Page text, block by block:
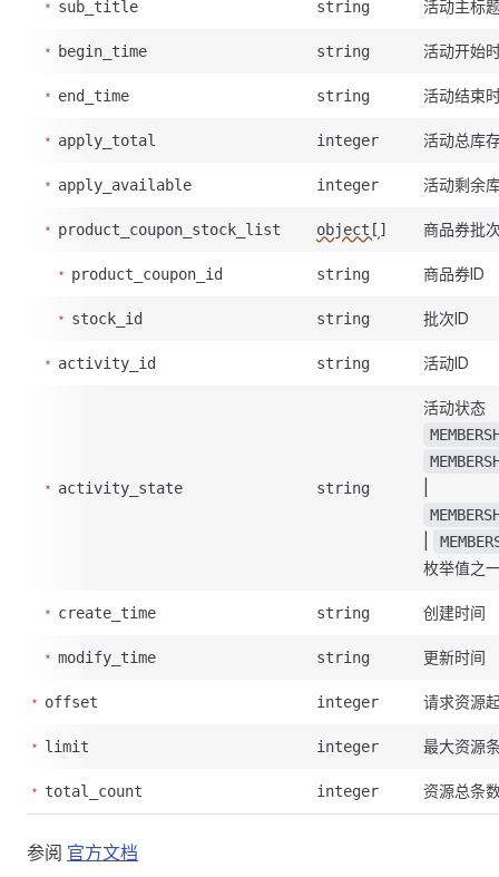
sub_title string 活动主标
begin_time string 活动开始
end_time string 活动结束
apply_total integer 活动总库
apply_available integer 活动剩余
product_coupon_stock_list object[] 商品券批
product_coupon_id string 商品券ID
stock_id string 批次ID
activity_id string 活动ID
activity_state string
活动状态
枚举值之
create_time string 创建时间
modify_time string 更新时间
offset integer 请求资源
limit integer 最大资源
total_count integer 资源总条
参阅 官方文档